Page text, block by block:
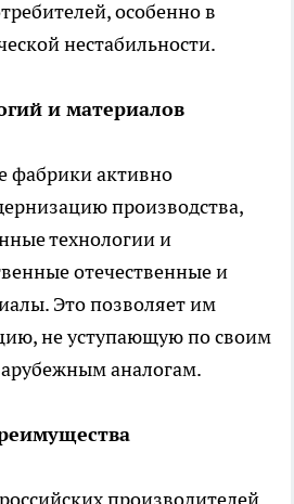
особенно в
нестабильности.
и материалов
фабрики активно
производства,
технологии и
отечественные и
Это позволяет им
не уступающую по своим
аналогам.